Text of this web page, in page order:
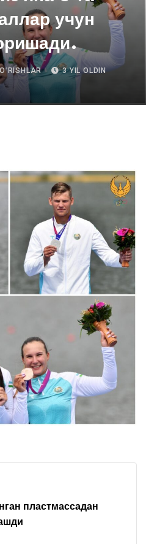
учун
3 YIL OLDIN
пластмассадан